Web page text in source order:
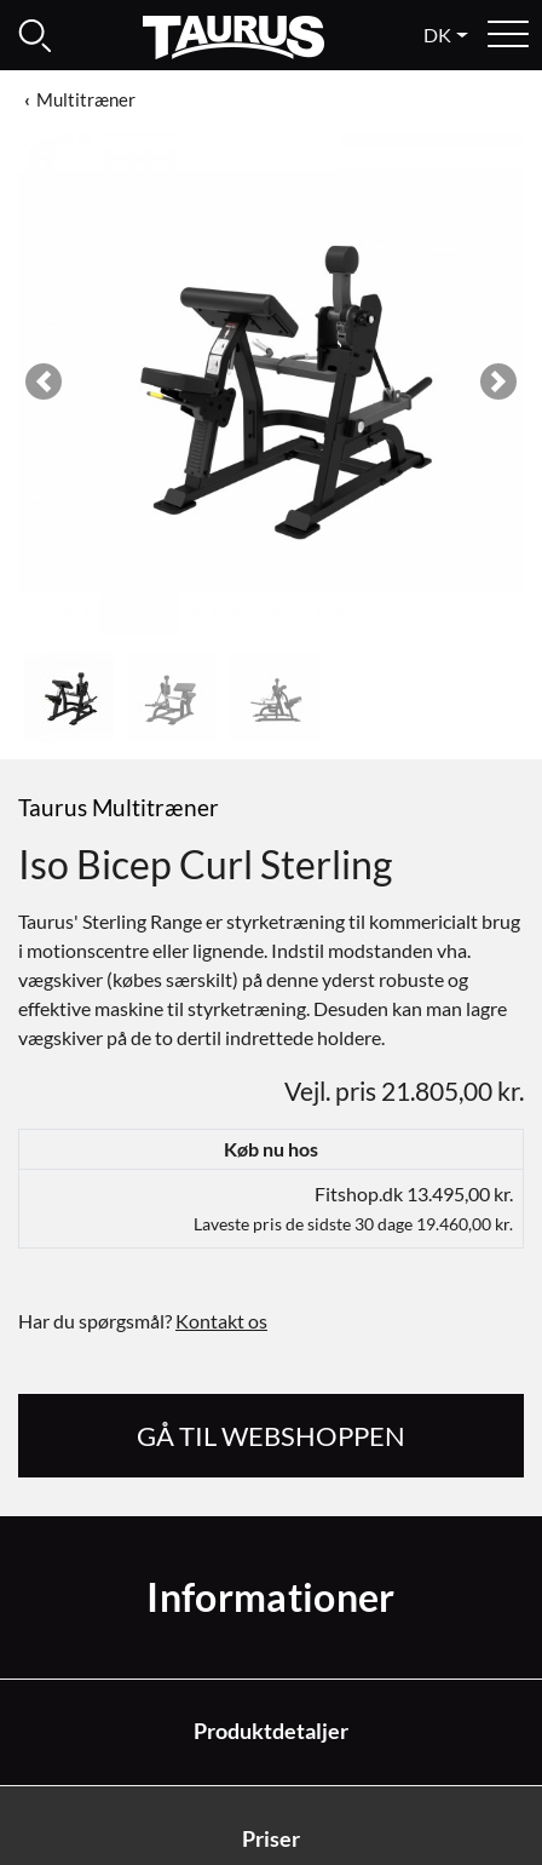
DK
Multitræner
Previous Next
Taurus Multitræner
Iso Bicep Curl Sterling
Taurus' Sterling Range er styrketræning til kommericialt brug
i motionscentre eller lignende. Indstil modstanden vha.
vægskiver (købes særskilt) på denne yderst robuste og
effektive maskine til styrketræning. Desuden kan man lagre
vægskiver på de to dertil indrettede holdere.
Vejl. pris 21.805,00 kr.
Køb nu hos
Fitshop.dk 13.495,00 kr.
Laveste pris de sidste 30 dage 19.460,00 kr.
Har du spørgsmål? Kontakt os
GÅ TIL WEBSHOPPEN
Informationer
Produktdetaljer
Priser